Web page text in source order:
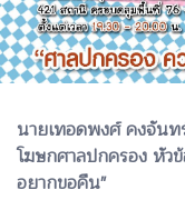
นายเทอดพงศ์ คงจันท
โฆษกศาลปกครอง หัว
อยากขอคืน"